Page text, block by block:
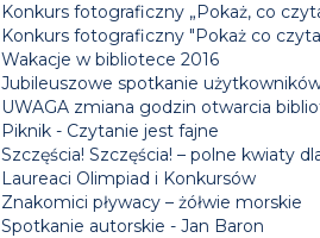
Konkurs fotograficzny „Pokaż, co
Konkurs fotograficzny "Pokaż co
Wakacje w bibliotece 2016
Jubileuszowe spotkanie
UWAGA zmiana godzin otwarcia
Piknik - Czytanie jest fajne
Szczęścia! Szczęścia! – polne kwiaty
Laureaci Olimpiad i Konkursów
Znakomici pływacy – żółwie morskie
Spotkanie autorskie - Jan Baron